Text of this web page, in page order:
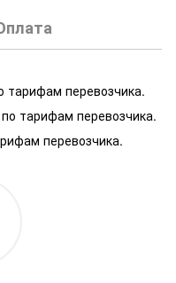
перевозчика.
тарифам перевозчика.
перевозчика.